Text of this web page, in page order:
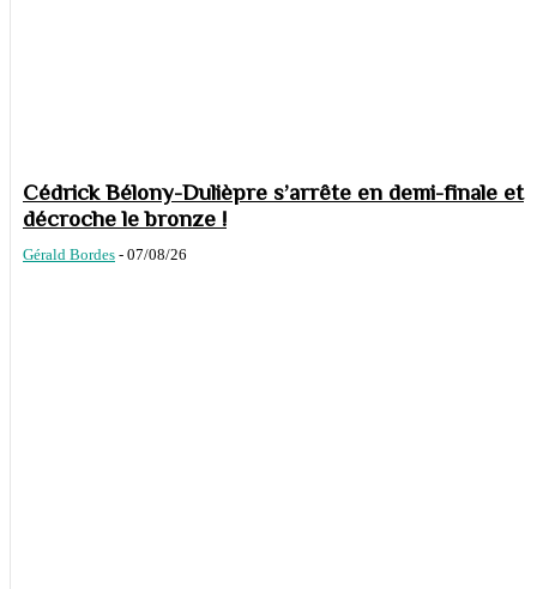
Cédrick Bélony-Dulièpre s’arrête en demi-finale et
décroche le bronze !
Gérald Bordes - 07/08/26